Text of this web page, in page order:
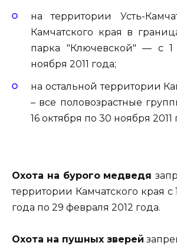
на территории Усть-
Камчатского края в
парка "Ключевской" — с 1
ноября 2011 года;
на остальной территории
– все половозрастные
16 октября по 30 ноября 2011
Охота на бурого медведя
территории Камчатского края с
года по 29 февраля 2012 года.
Охота на пушных зверей